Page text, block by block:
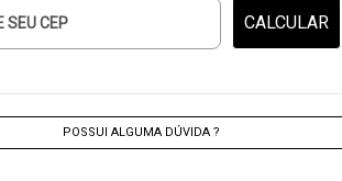
CALCULAR
POSSUI ALGUMA DÚVIDA ?